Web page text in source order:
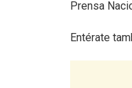
Prensa
Entérate